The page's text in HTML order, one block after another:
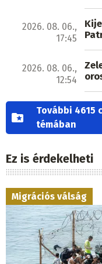
2026. 08. 06.,
17:45
2026. 08. 06.,
12:54
További 4615
témában
Ez is érdekelheti
Migrációs válság